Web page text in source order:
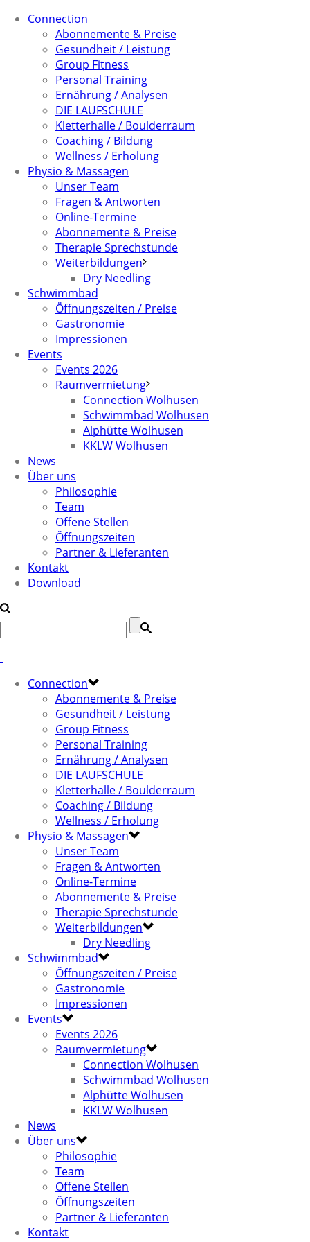
Connection
Abonnemente & Preise
Gesundheit / Leistung
Group Fitness
Personal Training
Ernährung / Analysen
DIE LAUFSCHULE
Kletterhalle / Boulderraum
Coaching / Bildung
Wellness / Erholung
Physio & Massagen
Unser Team
Fragen & Antworten
Online-Termine
Abonnemente & Preise
Therapie Sprechstunde
Weiterbildungen
Dry Needling
Schwimmbad
Öffnungszeiten / Preise
Gastronomie
Impressionen
Events
Events 2026
Raumvermietung
Connection Wolhusen
Schwimmbad Wolhusen
Alphütte Wolhusen
KKLW Wolhusen
News
Über uns
Philosophie
Team
Offene Stellen
Öffnungszeiten
Partner & Lieferanten
Kontakt
Download
Connection
Abonnemente & Preise
Gesundheit / Leistung
Group Fitness
Personal Training
Ernährung / Analysen
DIE LAUFSCHULE
Kletterhalle / Boulderraum
Coaching / Bildung
Wellness / Erholung
Physio & Massagen
Unser Team
Fragen & Antworten
Online-Termine
Abonnemente & Preise
Therapie Sprechstunde
Weiterbildungen
Dry Needling
Schwimmbad
Öffnungszeiten / Preise
Gastronomie
Impressionen
Events
Events 2026
Raumvermietung
Connection Wolhusen
Schwimmbad Wolhusen
Alphütte Wolhusen
KKLW Wolhusen
News
Über uns
Philosophie
Team
Offene Stellen
Öffnungszeiten
Partner & Lieferanten
Kontakt